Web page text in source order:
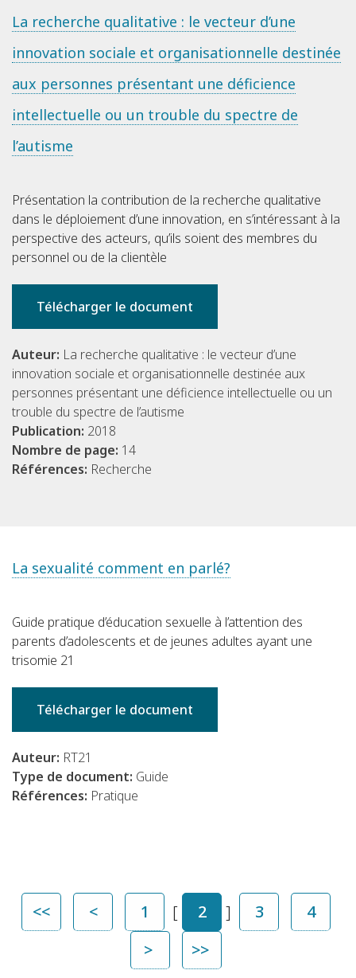
La recherche qualitative : le vecteur d’une
innovation sociale et organisationnelle destinée
aux personnes présentant une déficience
intellectuelle ou un trouble du spectre de
l’autisme
Présentation la contribution de la recherche qualitative
dans le déploiement d’une innovation, en s’intéressant à la
perspective des acteurs, qu’ils soient des membres du
personnel ou de la clientèle
Télécharger le document
Auteur: La recherche qualitative : le vecteur d’une
innovation sociale et organisationnelle destinée aux
personnes présentant une déficience intellectuelle ou un
trouble du spectre de l’autisme
Publication: 2018
Nombre de page: 14
Références: Recherche
La sexualité comment en parlé?
Guide pratique d’éducation sexuelle à l’attention des
parents d’adolescents et de jeunes adultes ayant une
trisomie 21
Télécharger le document
Auteur: RT21
Type de document: Guide
Références: Pratique
<< < 1 [ 2 ] 3
4
>
>>